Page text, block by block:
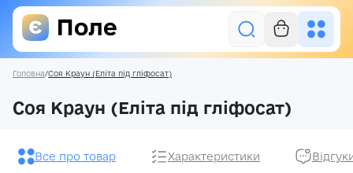
Насіння
Головна/Соя Краун (Еліта під гліфосат)
Соя Краун (Еліта під гліфосат)
Все про товар Характеристики